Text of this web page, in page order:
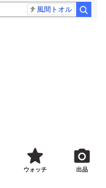
風間トオル
ウォッチ 出品